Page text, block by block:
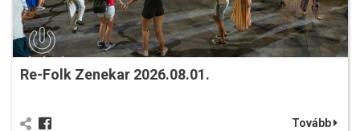
Re-Folk Zenekar 2026.08.01.
Tovább